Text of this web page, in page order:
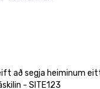
að segja heiminum
- SITE123